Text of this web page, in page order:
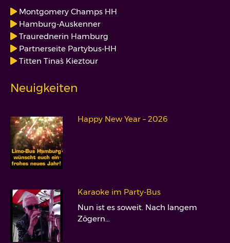
Montgomery Champs HH
Hamburg-Auskenner
Traurednerin Hamburg
Partnerseite Partybus-HH
Titten Tina´s Kieztour
Neuigkeiten
Happy New Year – 2026
Karaoke im Party-Bus
Nun ist es soweit. Nach langem
Zögern…